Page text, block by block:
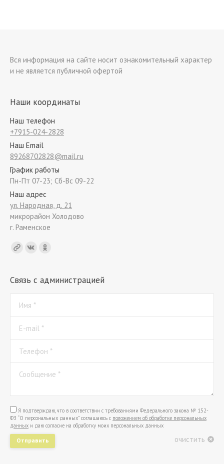
Вся информация на сайте носит ознакомительный характер
и не является публичной офертой
Наши координаты
Наш телефон
+7915-024-2828
Наш Email
89268702828@mail.ru
График работы
Пн-Пт 07-23; Сб-Вс 09-22
Наш адрес
ул. Народная, д. 21
микрорайон Холодово
г. Раменское
Find us on:
Связь с администрацией
Имя *
E-mail *
Телефон *
Сообщение *
Я подтверждаю, что в соответствии с требованиями Федерального закона № 152-
ФЗ “О персональных данных” соглашаюсь с положением об обработке персональных
данных и даю согласие на обработку моих персональных данных
Отправить очистить